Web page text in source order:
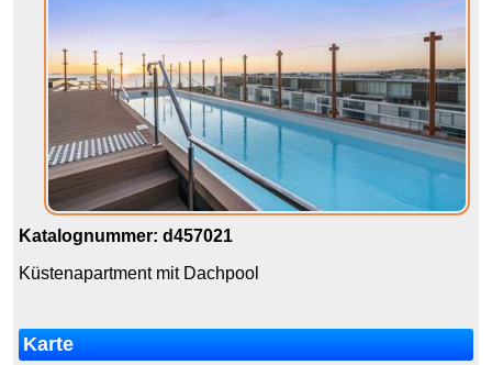
Katalognummer: d457021
Küstenapartment mit Dachpool
Karte